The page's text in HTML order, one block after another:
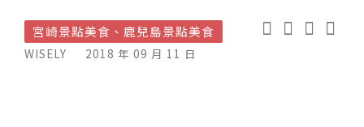
宮崎景點美食、鹿兒島景點美食
WISELY 2018 年 09 月 11 日